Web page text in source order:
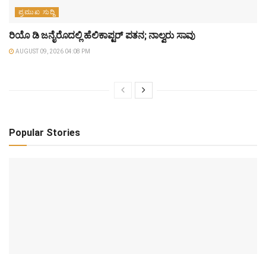
ಪ್ರಮುಖ ಸುದ್ದಿ
ರಿಯೊ ಡಿ ಜನೈರೊದಲ್ಲಿ ಹೆಲಿಕಾಪ್ಟರ್ ಪತನ; ನಾಲ್ವರು ಸಾವು
AUGUST 09, 2026 04:08 PM
Popular Stories